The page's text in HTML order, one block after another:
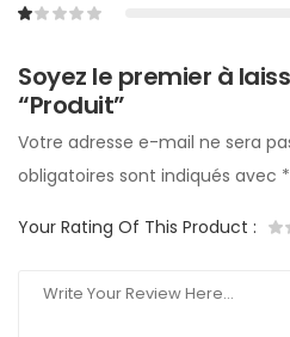
Soyez le premier à
“Produit”
Votre adresse e-mail ne sera
obligatoires sont indiqués avec *
Your Rating Of This Product :